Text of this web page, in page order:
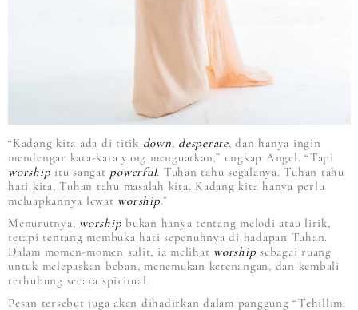
“Kadang kita ada di titik down, desperate, dan hanya ingin
mendengar kata-kata yang menguatkan,” ungkap Angel. “Tapi
worship itu sangat powerful. Tuhan tahu segalanya. Tuhan tahu
hati kita, Tuhan tahu masalah kita. Kadang kita hanya perlu
meluapkannya lewat worship.”
Menurutnya, worship bukan hanya tentang melodi atau lirik,
tetapi tentang membuka hati sepenuhnya di hadapan Tuhan.
Dalam momen-momen sulit, ia melihat worship sebagai ruang
untuk melepaskan beban, menemukan ketenangan, dan kembali
terhubung secara spiritual.
Pesan tersebut juga akan dihadirkan dalam panggung “Tehillim: